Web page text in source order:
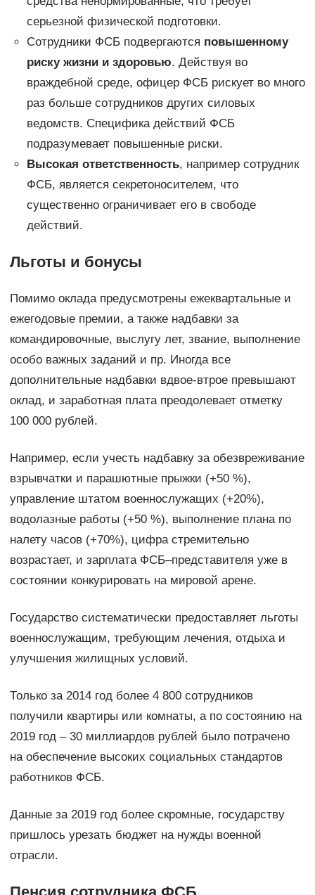
серьезной физической подготовки.
Сотрудники ФСБ подвергаются повышенному
риску жизни и здоровью. Действуя во
враждебной среде, офицер ФСБ рискует во много
раз больше сотрудников других силовых
ведомств. Специфика действий ФСБ
подразумевает повышенные риски.
Высокая ответственность, например сотрудник
ФСБ, является секретоносителем, что
существенно ограничивает его в свободе
действий.
Льготы и бонусы
Помимо оклада предусмотрены ежеквартальные и
ежегодовые премии, а также надбавки за
командировочные, выслугу лет, звание, выполнение
особо важных заданий и пр. Иногда все
дополнительные надбавки вдвое-втрое превышают
оклад, и заработная плата преодолевает отметку
100 000 рублей.
Например, если учесть надбавку за обезвреживание
взрывчатки и парашютные прыжки (+50 %),
управление штатом военнослужащих (+20%),
водолазные работы (+50 %), выполнение плана по
налету часов (+70%), цифра стремительно
возрастает, и зарплата ФСБ–представителя уже в
состоянии конкурировать на мировой арене.
Государство систематически предоставляет льготы
военнослужащим, требующим лечения, отдыха и
улучшения жилищных условий.
Только за 2014 год более 4 800 сотрудников
получили квартиры или комнаты, а по состоянию на
2019 год – 30 миллиардов рублей было потрачено
на обеспечение высоких социальных стандартов
работников ФСБ.
Данные за 2019 год более скромные, государству
пришлось урезать бюджет на нужды военной
отрасли.